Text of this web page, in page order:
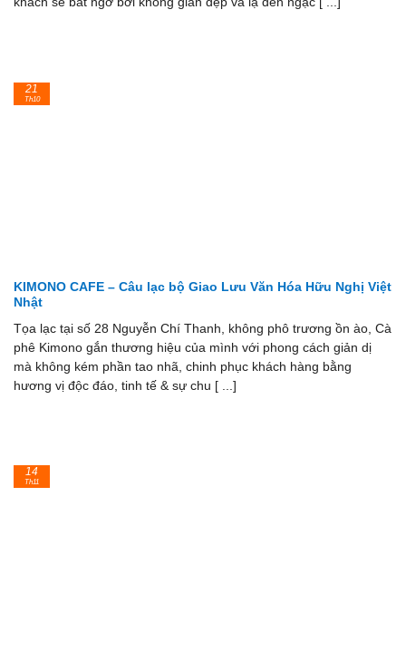
KIMONO CAFE – Câu lạc bộ Giao Lưu Văn Hóa Hữu Nghị Việt
Nhật
Tọa lạc tại số 28 Nguyễn Chí Thanh, không phô trương ồn ào, Cà
phê Kimono gắn thương hiệu của mình với phong cách giản dị
mà không kém phần tao nhã, chinh phục khách hàng bằng
hương vị độc đáo, tinh tế & sự chu [ ...]
21
Th10
14
Th11